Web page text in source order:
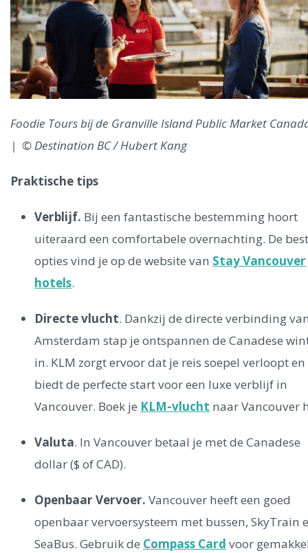
Foodie Tours bij de Granville Island Public Market
| © Destination BC / Hubert Kang
Praktische tips
Verblijf. Bij een fantastische bestemming hoort
uiteraard een comfortabele overnachting. De
opties vind je op de website van Stay Vancouver
hotels.
Directe vlucht. Dankzij de directe verbinding
Amsterdam stap je ontspannen de Canadese
in. KLM zorgt ervoor dat je reis soepel verloopt en
biedt de perfecte start voor een luxe verblijf in
Vancouver. Boek je KLM-vlucht naar Vancouver
Valuta. In Vancouver betaal je met de Canadese
dollar ($ of CAD).
Openbaar Vervoer. Vancouver heeft een goed
openbaar vervoersysteem met bussen, SkyTrain
SeaBus. Gebruik de Compass Card voor